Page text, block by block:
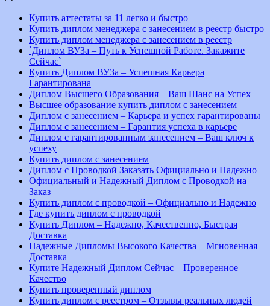
Купить аттестаты за 11 легко и быстро
Купить диплом менеджера с занесением в реестр быстро
Купить диплом менеджера с занесением в реестр
`Диплом ВУЗа – Путь к Успешной Работе. Закажите
Сейчас`
Купить Диплом ВУЗа – Успешная Карьера
Гарантирована
Диплом Высшего Образования – Ваш Шанс на Успех
Высшее образование купить диплом с занесением
Диплом с занесением – Карьера и успех гарантированы
Диплом с занесением – Гарантия успеха в карьере
Диплом с гарантированным занесением – Ваш ключ к
успеху
Купить диплом с занесением
Диплом с Проводкой Заказать Официально и Надежно
Официальный и Надежный Диплом с Проводкой на
Заказ
Купить диплом с проводкой – Официально и Надежно
Где купить диплом с проводкой
Купить Диплом – Надежно, Качественно, Быстрая
Доставка
Надежные Дипломы Высокого Качества – Мгновенная
Доставка
Купите Надежный Диплом Сейчас – Проверенное
Качество
Купить проверенный диплом
Купить диплом с реестром – Отзывы реальных людей